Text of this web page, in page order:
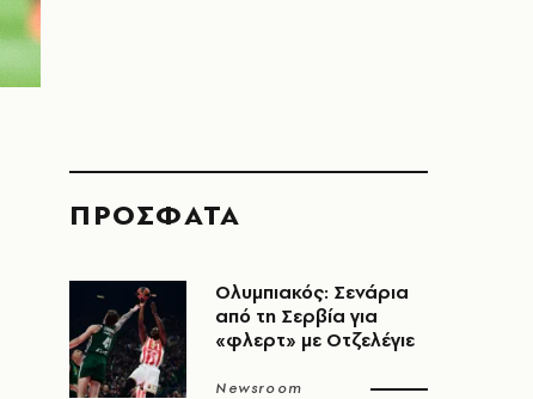
ΠΡΟΣΦΑΤΑ
Ολυμπιακός: Σενάρια
από τη Σερβία για
«φλερτ» με Οτζελέγιε
Newsroom